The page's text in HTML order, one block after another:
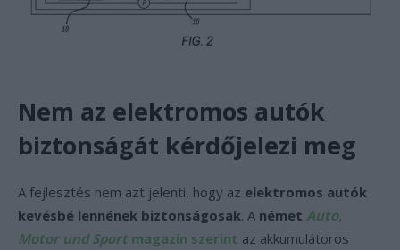
Nem az elektromos autók
biztonságát kérdőjelezi meg
A fejlesztés nem azt jelenti, hogy az elektromos autók
kevésbé lennének biztonságosak. A német Auto,
Motor und Sportmagazin szerint az akkumulátoros